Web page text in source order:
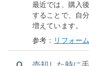
最近では、購入
することで、自
増えています。
参考： リフォー